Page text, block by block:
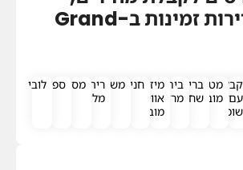
תוכניות ודירות זמינות ב-Grand
קבלה
עם
שומר
מטבח
מובנה
בריכת
שחייה
בית
מרקחת
מיזוג
אוויר
מובנה
חניהמשחקיה
ריהוט
מלא
מסעדות
ספאלובי